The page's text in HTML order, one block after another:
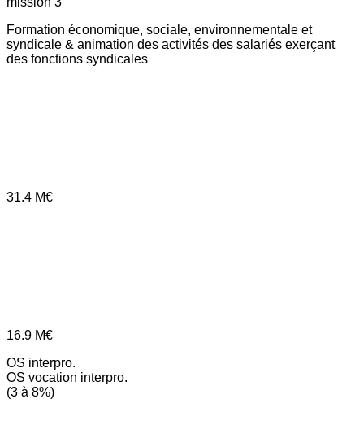
Formation économique, sociale, environnementale et
syndicale & animation des activités des salariés exerçant
des fonctions syndicales
31.4 M€
16.9 M€
OS interpro.
OS vocation interpro.
(3 à 8%)